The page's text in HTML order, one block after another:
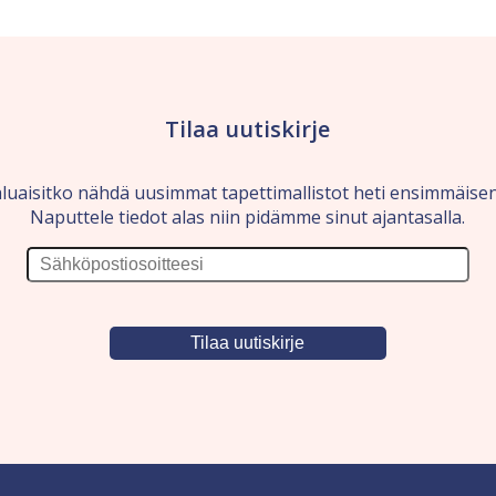
Tilaa uutiskirje
nähdä uusimmat tapettimallistot heti
Naputtele tiedot alas niin pidämme sinut ajantasalla.